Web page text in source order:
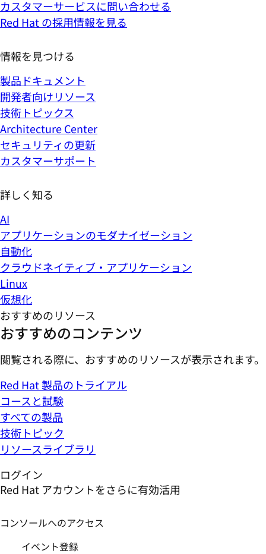
カスタマーサービスに問い合わせる
Red Hat の採用情報を見る
情報を見つける
製品ドキュメント
開発者向けリソース
技術トピックス
Architecture Center
セキュリティの更新
カスタマーサポート
詳しく知る
AI
アプリケーションのモダナイゼーション
自動化
クラウドネイティブ・アプリケーション
Linux
仮想化
おすすめのリソース
おすすめのコンテンツ
閲覧される際に、おすすめのリソースが表示されます。
Red Hat 製品のトライアル
コースと試験
すべての製品
技術トピック
リソースライブラリ
ログイン
Red Hat アカウントをさらに有効活用
コンソールへのアクセス
イベント登録